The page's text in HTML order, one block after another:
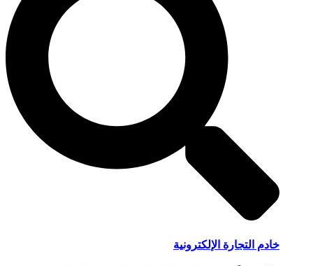
خادم التجارة الإلكترونية